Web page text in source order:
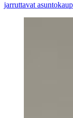
jarruttavat